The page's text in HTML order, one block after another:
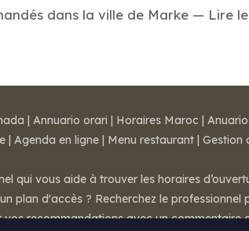
dans la ville de Marke — Lire
| Annuario orari | Horaires Maroc |
| Agenda en ligne | Menu restaurant | Gestion
qui vous aide à trouver les horaires
plan d'accès ? Recherchez le
recommandations avec un commentaire